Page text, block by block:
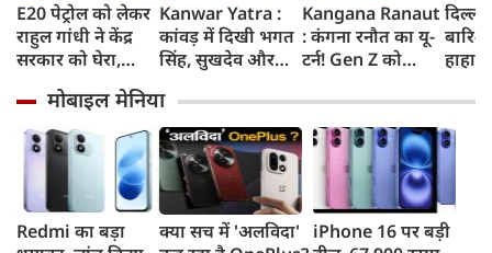
E20 पेट्रोल को लेकर
राहुल गांधी ने केंद्र
सरकार को घेरा,
लोगों की गाड़ियां हो
रहीं खराब, BJP ने
बताया खराब
पटकथा
Kanwar Yatra :
कांवड़ में दिखी भगत
सिंह, सुखदेव और
अमरगाथा,
शिवभक्तों ने अनोखे
अंदाज में दी
श्रद्धांजलि
Kangana Ranaut
: कंगना रनौत का यू-
टर्न! Gen Z को
'सबसे बड़ी ताकत',
कुछ दिन पहले
प्रदर्शनकारियों को
कहा था 'जेनरेशन
गटर'
जाम
सड़कों
तक
मोबाइल मेनिया
Redmi का बड़ा
क्या सच में 'अलविदा'
iPhone 16 पर बड़ी